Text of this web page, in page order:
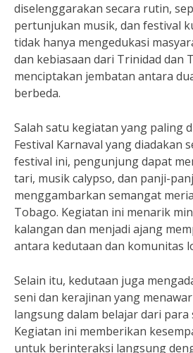
diselenggarakan secara rutin,
pertunjukan musik, dan festival
tidak hanya mengedukasi
dan kebiasaan dari Trinidad dan
menciptakan jembatan antara
berbeda.
Salah satu kegiatan yang paling
Festival Karnaval yang diadakan
festival ini, pengunjung dapat
tari, musik calypso, dan panji-
menggambarkan semangat
Tobago. Kegiatan ini menarik
kalangan dan menjadi ajang
antara kedutaan dan komunitas
Selain itu, kedutaan juga
seni dan kerajinan yang
langsung dalam belajar dari para
Kegiatan ini memberikan
untuk berinteraksi langsung